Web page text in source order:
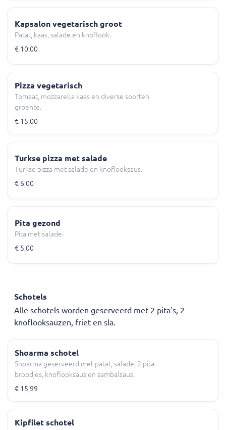
Kapsalon vegetarisch groot
Patat, kaas, salade en knoflook.
€ 10,00
Pizza vegetarisch
Tomaat, mozzarella kaas en diverse soorten
groente.
€ 15,00
Turkse pizza met salade
Turkse pizza met salade en knoflooksaus.
€ 6,00
Pita gezond
Pita met salade.
€ 5,00
Schotels
Alle schotels worden geserveerd met 2 pita's, 2
knoflooksauzen, friet en sla.
Shoarma schotel
Shoarma geserveerd met patat, salade, 2 pita
broodjes, knoflooksaus en sambalsaus.
€ 15,99
Kipfilet schotel